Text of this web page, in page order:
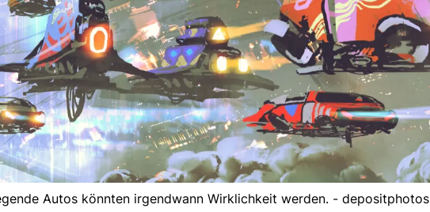
Autos könnten irgendwann Wirklichkeit werden. - depositphotos